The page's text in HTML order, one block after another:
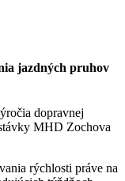
jazdných pruhov
dopravnej
MHD Zochova
rýchlosti práve na